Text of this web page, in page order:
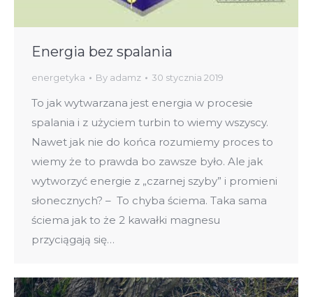
Energia bez spalania
energetyka By adamz 30 stycznia 2019
To jak wytwarzana jest energia w procesie
spalania i z użyciem turbin to wiemy wszyscy.
Nawet jak nie do końca rozumiemy proces to
wiemy że to prawda bo zawsze było. Ale jak
wytworzyć energie z „czarnej szyby” i promieni
słonecznych? – To chyba ściema. Taka sama
ściema jak to że 2 kawałki magnesu
przyciągają się…